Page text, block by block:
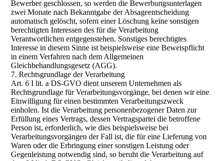
Bewerber geschlossen, so werden die Bewerbungsunterlagen
zwei Monate nach Bekanntgabe der Absageentscheidung
automatisch gelöscht, sofern einer Löschung keine sonstigen
berechtigten Interessen des für die Verarbeitung
Verantwortlichen entgegenstehen. Sonstiges berechtigtes
Interesse in diesem Sinne ist beispielsweise eine Beweispflicht
in einem Verfahren nach dem Allgemeinen
Gleichbehandlungsgesetz (AGG).
7. Rechtsgrundlage der Verarbeitung
Art. 6 I lit. a DS-GVO dient unserem Unternehmen als
Rechtsgrundlage für Verarbeitungsvorgänge, bei denen wir eine
Einwilligung für einen bestimmten Verarbeitungszweck
einholen. Ist die Verarbeitung personenbezogener Daten zur
Erfüllung eines Vertrags, dessen Vertragspartei die betroffene
Person ist, erforderlich, wie dies beispielsweise bei
Verarbeitungsvorgängen der Fall ist, die für eine Lieferung von
Waren oder die Erbringung einer sonstigen Leistung oder
Gegenleistung notwendig sind, so beruht die Verarbeitung auf